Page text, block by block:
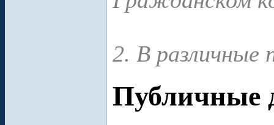
2. В различные
Публичные